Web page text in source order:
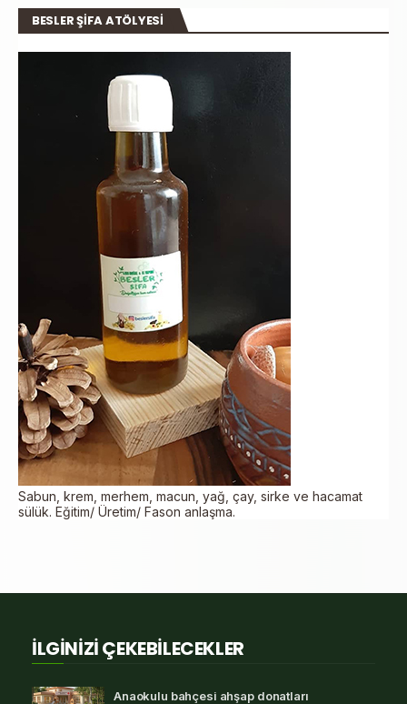
BESLER ŞİFA ATÖLYESİ
Sabun, krem, merhem, macun, yağ, çay, sirke ve hacamat
sülük. Eğitim/ Üretim/ Fason anlaşma.
İLGİNİZİ ÇEKEBİLECEKLER
Anaokulu bahçesi ahşap donatları